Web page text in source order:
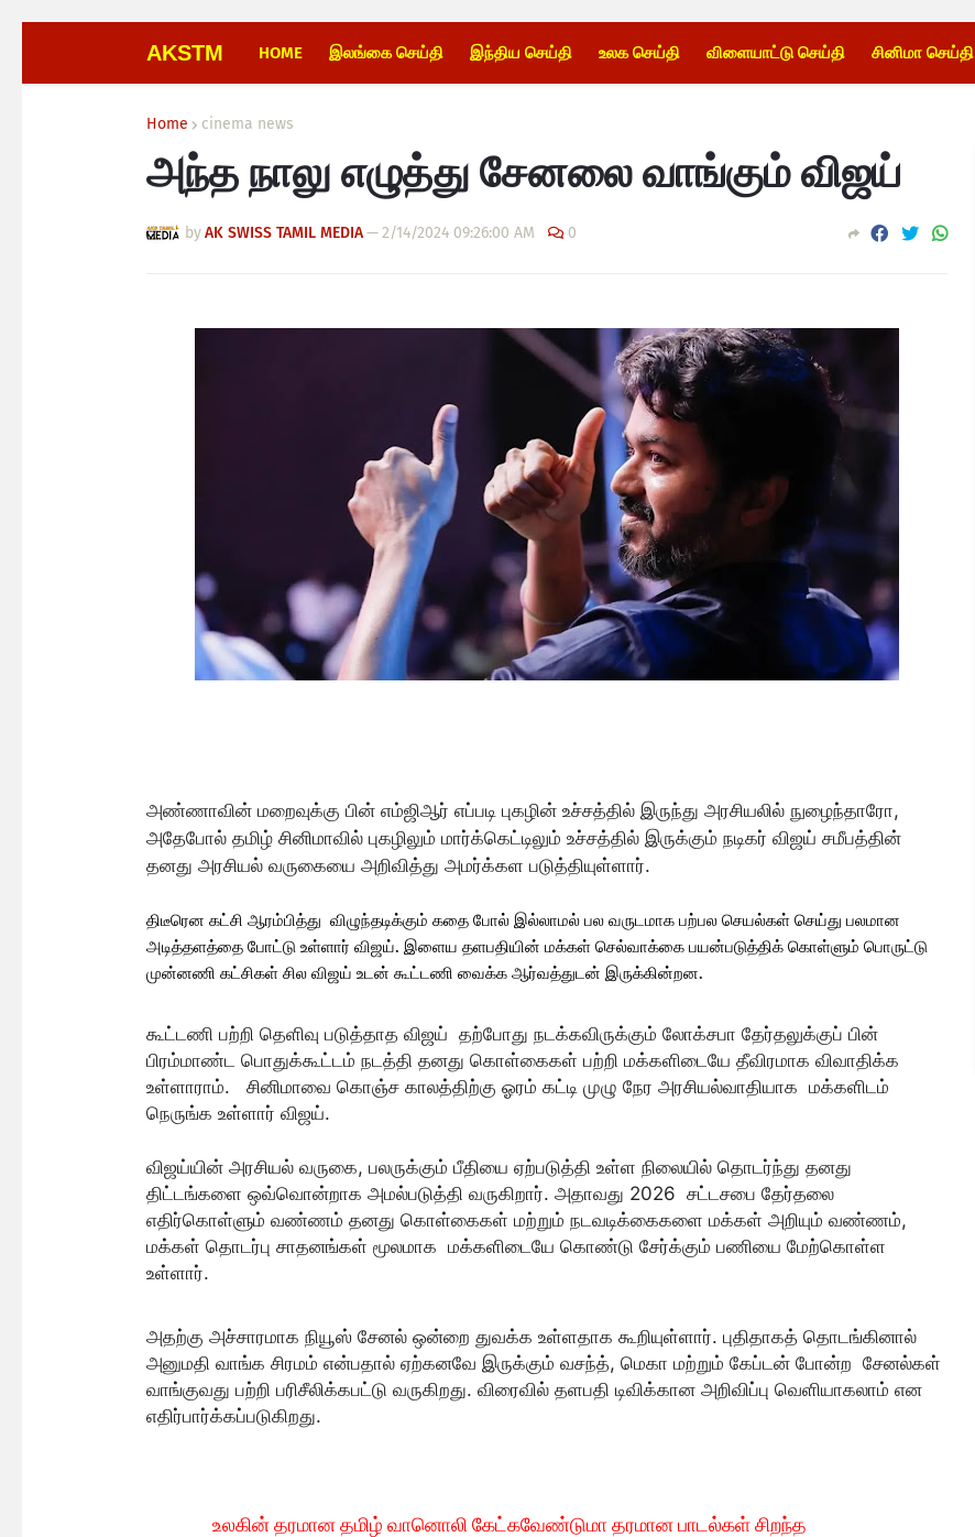
AKSTM HOME இலங்கை செய்தி இந்திய செய்தி உலக செய்தி விளையாட்டு செய்தி சினிமா செய்தி
Home cinema news
அந்த நாலு எழுத்து சேனலை வாங்கும் விஜய்
byAK SWISS TAMIL MEDIA—2/14/2024 09:26:00 AM 0
அண்ணாவின் மறைவுக்கு பின் எம்ஜிஆர் எப்படி புகழின் உச்சத்தில் இருந்து அரசியலில் நுழைந்தாரோ,
அதேபோல் தமிழ் சினிமாவில் புகழிலும் மார்க்கெட்டிலும் உச்சத்தில் இருக்கும் நடிகர் விஜய் சமீபத்தின்
தனது அரசியல் வருகையை அறிவித்து அமர்க்கள படுத்தியுள்ளார்.
திடீரென கட்சி ஆரம்பித்து விழுந்தடிக்கும் கதை போல் இல்லாமல் பல வருடமாக பற்பல செயல்கள் செய்து பலமான
அடித்தளத்தை போட்டு உள்ளார் விஜய். இளைய தளபதியின் மக்கள் செல்வாக்கை பயன்படுத்திக் கொள்ளும் பொருட்டு
முன்னணி கட்சிகள் சில விஜய் உடன் கூட்டணி வைக்க ஆர்வத்துடன் இருக்கின்றன.
கூட்டணி பற்றி தெளிவு படுத்தாத விஜய் தற்போது நடக்கவிருக்கும் லோக்சபா தேர்தலுக்குப் பின்
பிரம்மாண்ட பொதுக்கூட்டம் நடத்தி தனது கொள்கைகள் பற்றி மக்களிடையே தீவிரமாக விவாதிக்க
உள்ளாராம். சினிமாவை கொஞ்ச காலத்திற்கு ஓரம் கட்டி முழு நேர அரசியல்வாதியாக மக்களிடம்
நெருங்க உள்ளார் விஜய்.
விஜய்யின் அரசியல் வருகை, பலருக்கும் பீதியை ஏற்படுத்தி உள்ள நிலையில் தொடர்ந்து தனது
திட்டங்களை ஒவ்வொன்றாக அமல்படுத்தி வருகிறார். அதாவது 2026 சட்டசபை தேர்தலை
எதிர்கொள்ளும் வண்ணம் தனது கொள்கைகள் மற்றும் நடவடிக்கைகளை மக்கள் அறியும் வண்ணம்,
மக்கள் தொடர்பு சாதனங்கள் மூலமாக மக்களிடையே கொண்டு சேர்க்கும் பணியை மேற்கொள்ள
உள்ளார்.
அதற்கு அச்சாரமாக நியூஸ் சேனல் ஒன்றை துவக்க உள்ளதாக கூறியுள்ளார். புதிதாகத் தொடங்கினால்
அனுமதி வாங்க சிரமம் என்பதால் ஏற்கனவே இருக்கும் வசந்த், மெகா மற்றும் கேப்டன் போன்ற சேனல்கள்
வாங்குவது பற்றி பரிசீலிக்கபட்டு வருகிறது. விரைவில் தளபதி டிவிக்கான அறிவிப்பு வெளியாகலாம் என
எதிர்பார்க்கப்படுகிறது.
உலகின் தரமான தமிழ் வானொலி கேட்கவேண்டுமா தரமான பாடல்கள் சிறந்த